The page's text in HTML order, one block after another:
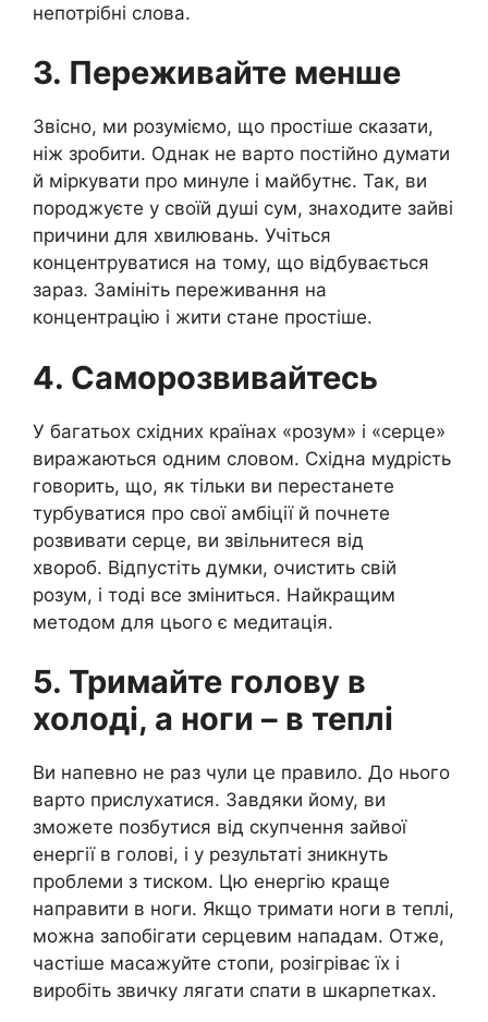
непотрібні слова.
3. Переживайте менше
Звісно, ми розуміємо, що простіше сказати,
ніж зробити. Однак не варто постійно думати
й міркувати про минуле і майбутнє. Так, ви
породжуєте у своїй душі сум, знаходите зайві
причини для хвилювань. Учіться
концентруватися на тому, що відбувається
зараз. Замініть переживання на
концентрацію і жити стане простіше.
4. Саморозвивайтесь
У багатьох східних країнах «розум» і «серце»
виражаються одним словом. Східна мудрість
говорить, що, як тільки ви перестанете
турбуватися про свої амбіції й почнете
розвивати серце, ви звільнитеся від
хвороб. Відпустіть думки, очистить свій
розум, і тоді все зміниться. Найкращим
методом для цього є медитація.
5. Тримайте голову в
холоді, а ноги – в теплі
Ви напевно не раз чули це правило. До нього
варто прислухатися. Завдяки йому, ви
зможете позбутися від скупчення зайвої
енергії в голові, і у результаті зникнуть
проблеми з тиском. Цю енергію краще
направити в ноги. Якщо тримати ноги в теплі,
можна запобігати серцевим нападам. Отже,
частіше масажуйте стопи, розігріває їх і
виробіть звичку лягати спати в шкарпетках.